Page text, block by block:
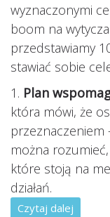
wyznaczonymi
boom na
przedstawiamy
stawiać sobie
1. Plan
która mówi, że
można
które stoją na
działań.
Czytaj dalej